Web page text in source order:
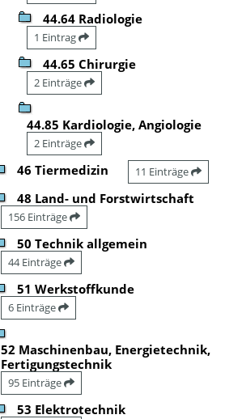
44.64 Radiologie
1 Eintrag
44.65 Chirurgie
2 Einträge
44.85 Kardiologie, Angiologie
2 Einträge
46 Tiermedizin 11 Einträge
48 Land- und Forstwirtschaft
156 Einträge
50 Technik allgemein
44 Einträge
51 Werkstoffkunde
6 Einträge
52 Maschinenbau, Energietechnik,
Fertigungstechnik
95 Einträge
53 Elektrotechnik